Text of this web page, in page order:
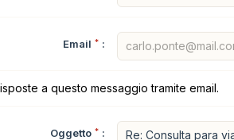
Email * :
a questo messaggio tramite email.
Oggetto * :